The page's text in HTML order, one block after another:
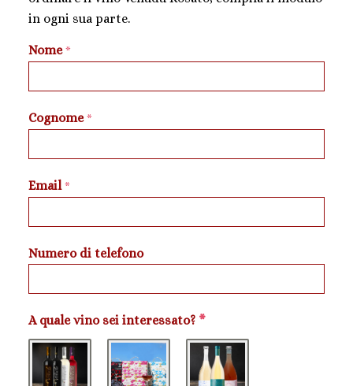
in ogni sua parte.
Nome *
Cognome *
Email *
Numero di telefono
A quale vino sei interessato? *